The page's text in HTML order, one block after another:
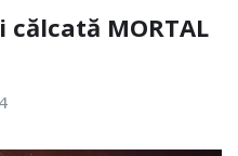
călcată MORTAL